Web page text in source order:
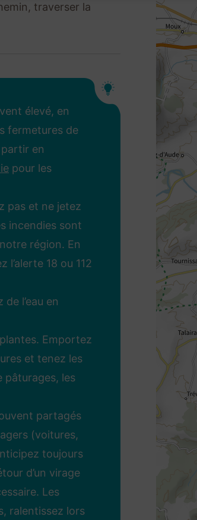
traverser la
élevé, en
fermetures de
en
pour les
pas et ne jetez
incendies sont
région. En
l’alerte 18 ou 112
l’eau en
Emportez
et tenez les
pâturages, les
partagés
(voitures,
toujours
d’un virage
Les
ralentissez lors